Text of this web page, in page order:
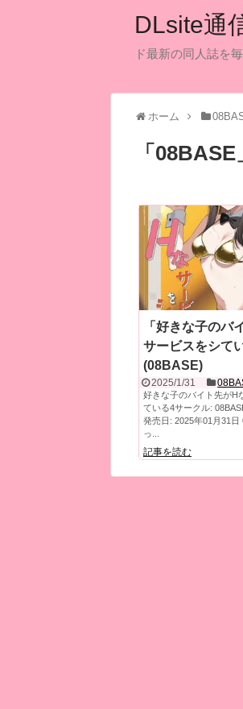
DLsite通
ド最新の同人誌を
ホーム
「 08BASE
「好きな子のバ
サービスをシて
(08BASE)
2025/1/31
好きな子のバイト先がH
ている4サークル:
発売日: 2025年01月31日
っ...
記事を読む